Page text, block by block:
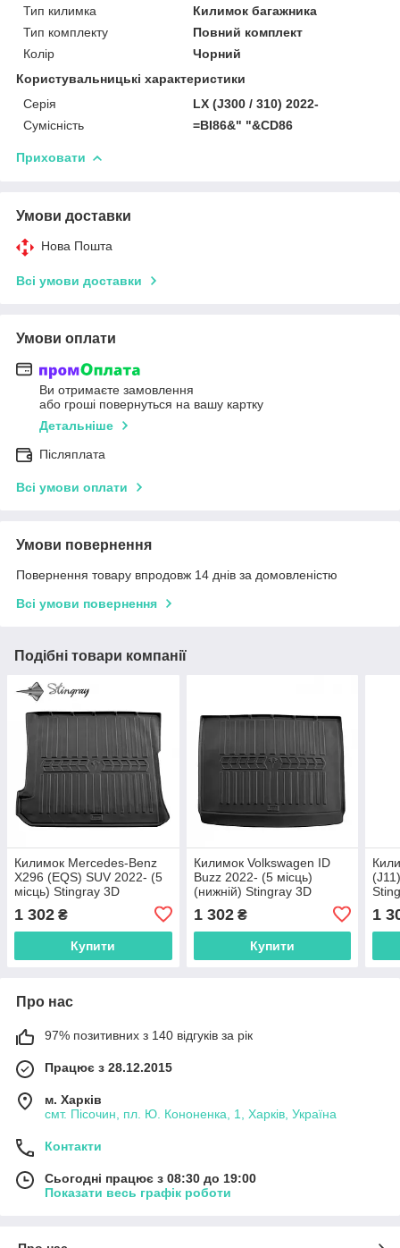
Тип килимка
Килимок багажника
Тип комплекту
Повний комплект
Колір
Чорний
Користувальницькі характеристики
Серія
LX (J300 / 310) 2022-
Сумісність
=BI86&" "&CD86
Приховати
Умови доставки
Нова Пошта
Всі умови доставки
Умови оплати
Ви отримаєте замовлення
або гроші повернуться на вашу картку
Детальніше
Післяплата
Всі умови оплати
Умови повернення
Повернення товару впродовж 14 днів за домовленістю
Всі умови повернення
Подібні товари компанії
Килимок Mercedes-Benz
X296 (EQS) SUV 2022- (5
місць) Stingray 3D
Автомобільний килимок у
багажник
1 302 ₴
Купити
Килимок Volkswagen ID
Buzz 2022- (5 місць)
(нижній) Stingray 3D
Автомобільний килимок у
багажник
1 302₴
Купити
1
Про нас
97% позитивних з 140 відгуків за рік
Працює з 28.12.2015
м. Харків
смт. Пісочин, пл. Ю. Кононенка, 1, Харків, Україна
Контакти
Сьогодні працює з 08:30 до 19:00
Показати весь графік роботи